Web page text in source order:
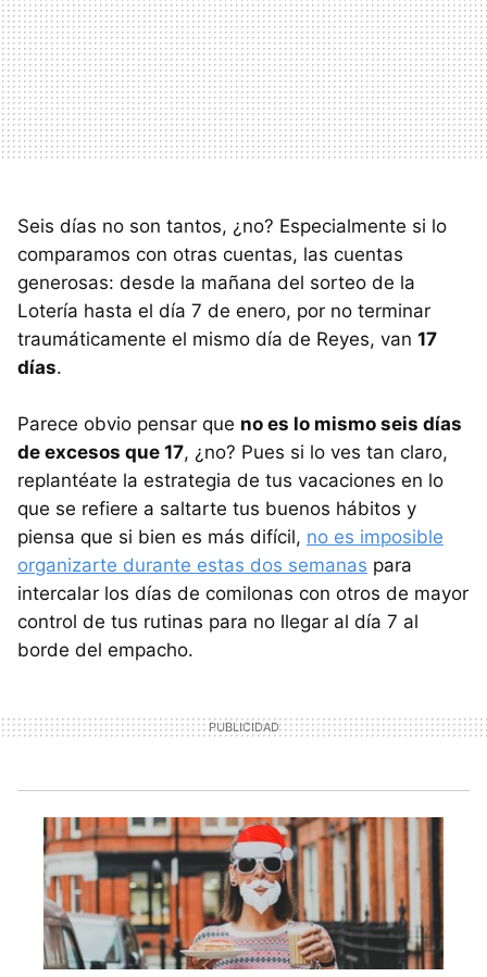
Seis días no son tantos, ¿no? Especialmente si lo
comparamos con otras cuentas, las cuentas
generosas: desde la mañana del sorteo de la
Lotería hasta el día 7 de enero, por no terminar
traumáticamente el mismo día de Reyes, van 17
días.
Parece obvio pensar que no es lo mismo seis días
de excesos que 17, ¿no? Pues si lo ves tan claro,
replantéate la estrategia de tus vacaciones en lo
que se refiere a saltarte tus buenos hábitos y
piensa que si bien es más difícil, no es imposible
organizarte durante estas dos semanas para
intercalar los días de comilonas con otros de mayor
control de tus rutinas para no llegar al día 7 al
borde del empacho.